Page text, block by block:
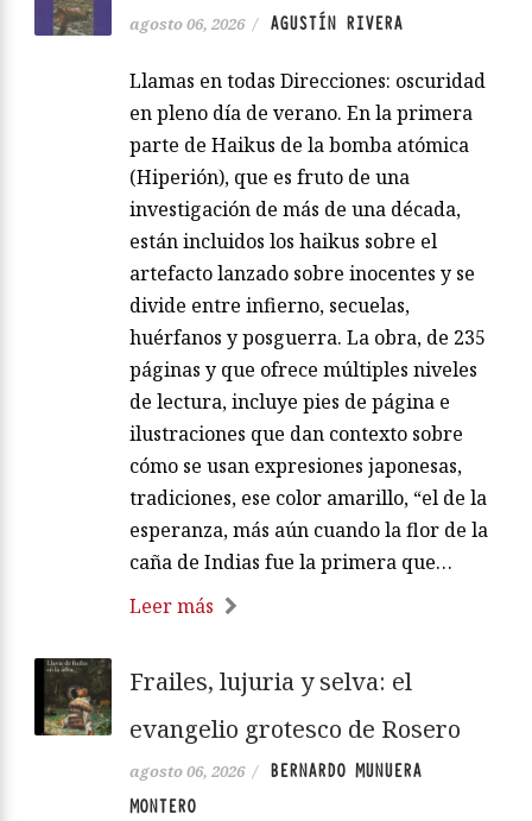
agosto 06, 2026 / AGUSTÍN RIVERA
Llamas en todas Direcciones: oscuridad
en pleno día de verano. En la primera
parte de Haikus de la bomba atómica
(Hiperión), que es fruto de una
investigación de más de una década,
están incluidos los haikus sobre el
artefacto lanzado sobre inocentes y se
divide entre infierno, secuelas,
huérfanos y posguerra. La obra, de 235
páginas y que ofrece múltiples niveles
de lectura, incluye pies de página e
ilustraciones que dan contexto sobre
cómo se usan expresiones japonesas,
tradiciones, ese color amarillo, “el de la
esperanza, más aún cuando la flor de la
caña de Indias fue la primera que…
Leer más
Frailes, lujuria y selva: el
evangelio grotesco de Rosero
agosto 06, 2026 /
BERNARDO MUNUERA
MONTERO